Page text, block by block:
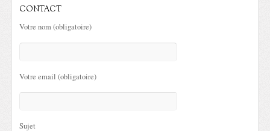
CONTACT
Votre nom (obligatoire)
Votre email (obligatoire)
Sujet